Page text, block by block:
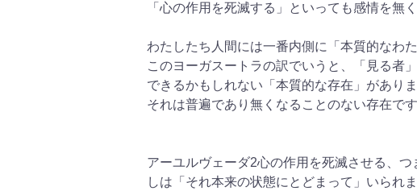
「心の作用を死滅する」といっても感情を無
わたしたち人間には一番内側に「本質的なわ
このヨーガスートラの訳でいうと、「見る者
できるかもしれない「本質的な存在」がありま
それは普遍であり無くなることのない存在です
アーユルヴェーダ2心の作用を死滅させる、
しは「それ本来の状態にとどまって」いられま